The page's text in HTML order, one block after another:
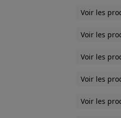
Voir les
Voir les
Voir les
Voir les
Voir les